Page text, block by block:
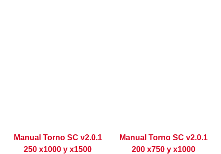
Manual Torno SC v2.0.1
250 x1000 y x1500
Manual Torno SC v2.0.1
200 x750 y x1000